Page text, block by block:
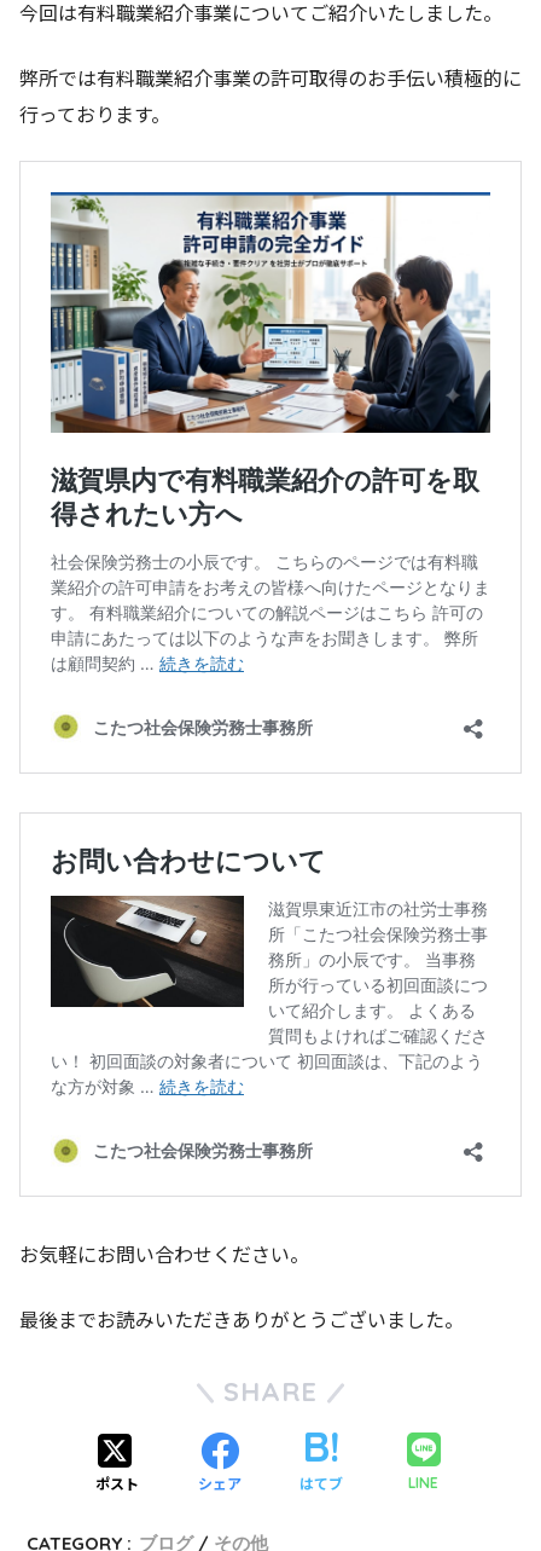
今回は有料職業紹介事業についてご紹介いたしました。
弊所では有料職業紹介事業の許可取得のお手伝い積極的に
行っております。
お気軽にお問い合わせください。
最後までお読みいただきありがとうございました。
SHARE
ポスト シェア はてブ LINE
CATEGORY : ブログ その他